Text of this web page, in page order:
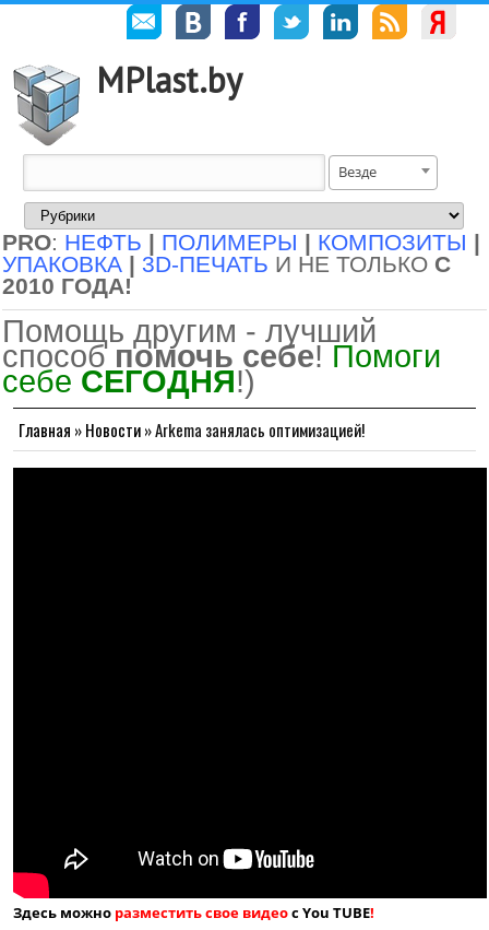
MPlast.by
Везде
PRO: НЕФТЬ | ПОЛИМЕРЫ | КОМПОЗИТЫ |
УПАКОВКА | 3D-ПЕЧАТЬ И НЕ ТОЛЬКО С
2010 ГОДА!
Помощь другим - лучший
способ помочь себе! Помоги
себе СЕГОДНЯ!)
Главная »Новости»Arkema занялась оптимизацией!
Здесь можно разместить свое видеос You TUBE!